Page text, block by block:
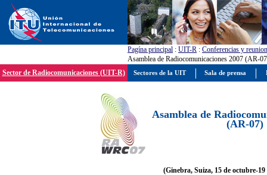
Pagína principal : UIT-R : Conferencias y
Asamblea de Radiocomunicaciones 2007 (AR-
Sector de Radiocomunicaciones (UIT-R)
Asamblea de
(AR-07)
(Ginebra, Suiza, 15 de octubre-19
Sectores de la UIT Sala de prensa